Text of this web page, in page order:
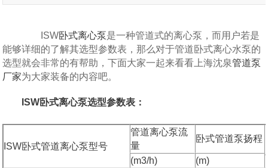
ISW卧式离心泵是一种管道式的离心泵，而用户若是
能够详细的了解其选型参数表，那么对于管道卧式离心水泵的
选型就会非常的有帮助，下面大家一起来看看上海沈泉管道泵
厂家为大家装备的内容吧。
ISW卧式离心泵选型参数表：
ISW卧式管道离心泵型号
管道离心泵流
量
卧式管道泵扬程
(m3/h)
(m)